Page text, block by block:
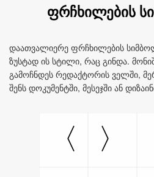
ფრჩხილების
დაათვალიერე ფრჩხილების
ზუსტად ის სტილი, რაც გინდა.
გამოჩნდეს რედაქტორის ველში,
შენს დოკუმენტში, მესეჯში ან
〈 〉